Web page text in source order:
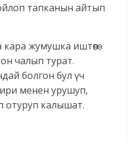
тапканын айтып
жумушка иштөөгө
чалып турат.
болгон бул үч
менен урушуп,
отуруп калышат.